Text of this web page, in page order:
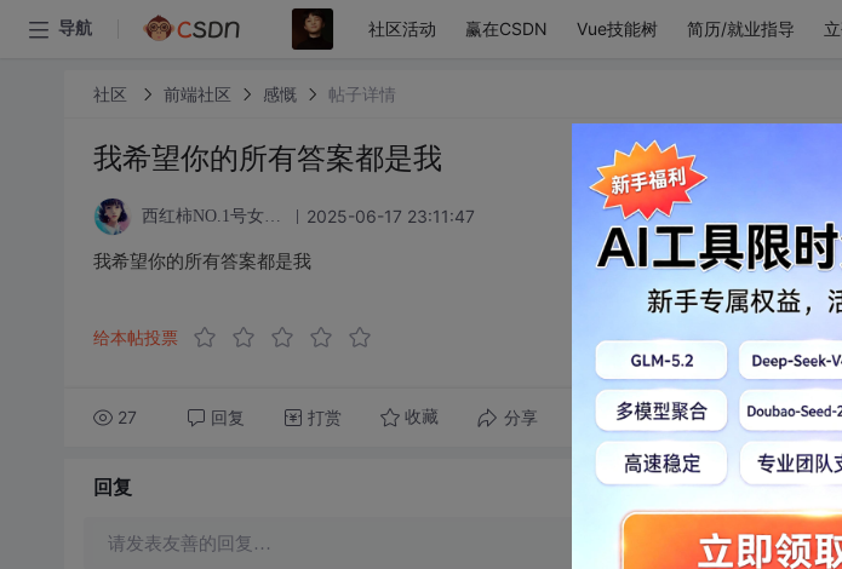
导航 社区活动 赢在CSDN Vue技能树 简历/就业指导
社区 前端社区 感慨 帖子详情
我希望你的所有答案都是我
西红柿NO.1号女粉丝 2025-06-17 23:11:47
我希望你的所有答案都是我
给本帖投票
27 回复 打赏 收藏 分享 转发到动态 举报
回复
请发表友善的回复…